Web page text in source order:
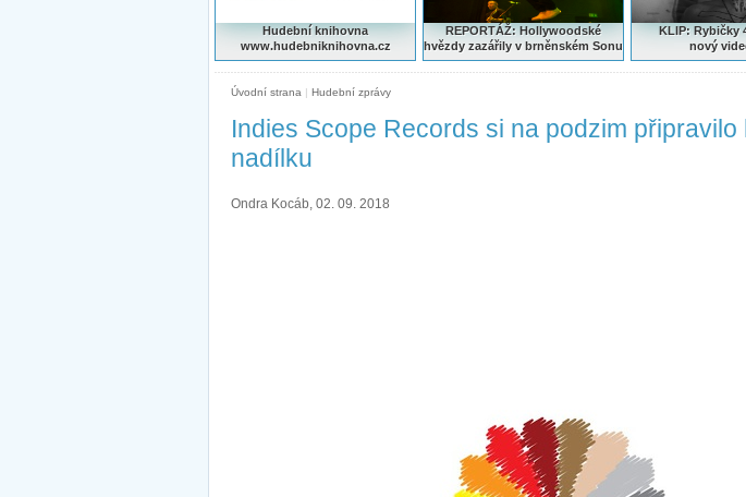
Hudební knihovna
www.hudebniknihovna.cz
REPORTÁŽ: Hollywoodské
hvězdy zazářily v brněnském Sonu
KLIP: Rybičky
nový
Úvodní strana | Hudební zprávy
Indies Scope Records si na podzim připravilo
nadílku
Ondra Kocáb, 02. 09. 2018